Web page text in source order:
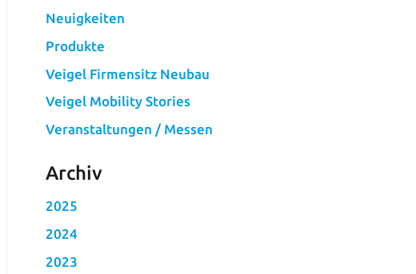
Neuigkeiten
Produkte
Veigel Firmensitz Neubau
Veigel Mobility Stories
Veranstaltungen / Messen
Archiv
2025
2024
2023